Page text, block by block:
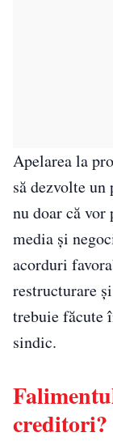
Apelarea la
să dezvolte
nu doar că
media și
acorduri
restructurare
trebuie făcute
sindic.
creditori?